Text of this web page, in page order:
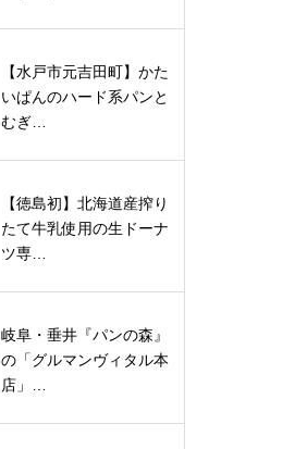
【水戸市元吉田町】かた
いぱんのハード系パンと
むぎ…
【徳島初】北海道産搾り
たて牛乳使用の生ドーナ
ツ専…
岐阜・垂井『パンの森』
の「グルマンヴィタル本
店」…